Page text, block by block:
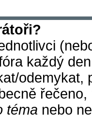
každý
odemykat,
téma nebo